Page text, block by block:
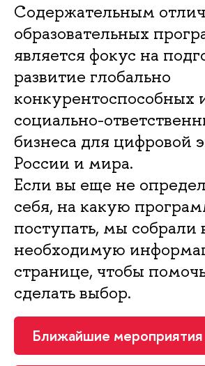
Содержательным
образовательных
является фокус на
развитие глобально
конкурентоспособных
социально-
бизнеса для цифровой
России и мира.
Если вы еще не
себя, на какую
поступать, мы собрали
необходимую
странице, чтобы
сделать выбор.
Ближайшие мероприятия